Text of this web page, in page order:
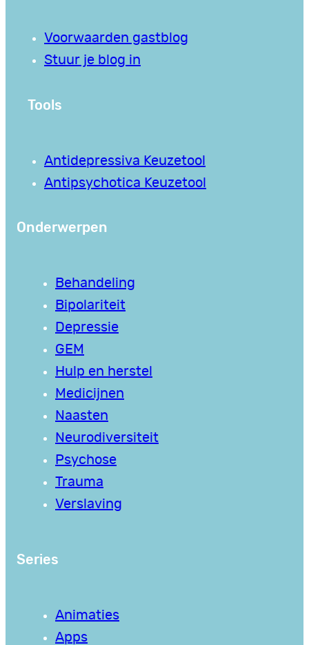
Voorwaarden gastblog
Stuur je blog in
Tools
Antidepressiva Keuzetool
Antipsychotica Keuzetool
Onderwerpen
Behandeling
Bipolariteit
Depressie
GEM
Hulp en herstel
Medicijnen
Naasten
Neurodiversiteit
Psychose
Trauma
Verslaving
Series
Animaties
Apps